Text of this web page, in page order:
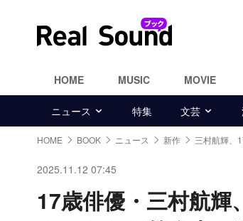
HOME MUSIC MOVIE
ニュース 特集 文芸
HOME BOOK ニュース 新作 三村航輝、
2025.11.12 07:45
17歳俳優・三村航